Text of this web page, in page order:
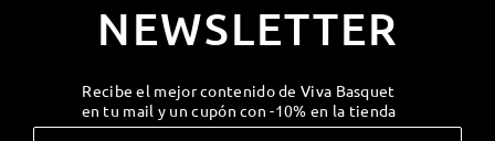
NEWSLETTER
Recibe el mejor contenido de Viva Basquet
en tu mail y un cupón con -10% en la tienda